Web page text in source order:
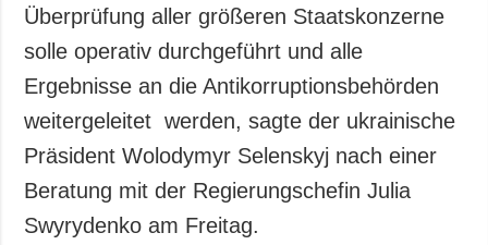
Überprüfung aller größeren Staatskonzerne
solle operativ durchgeführt und alle
Ergebnisse an die Antikorruptionsbehörden
weitergeleitet werden, sagte der ukrainische
Präsident Wolodymyr Selenskyj nach einer
Beratung mit der Regierungschefin Julia
Swyrydenko am Freitag.